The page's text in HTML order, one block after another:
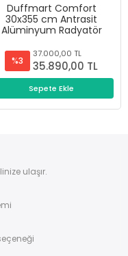
Duffmart Comfort
30x355 cm Antrasit
Alüminyum Radyatör
%3
37.000,00 TL
35.890,00 TL
Sepete Ekle
ulaşır.